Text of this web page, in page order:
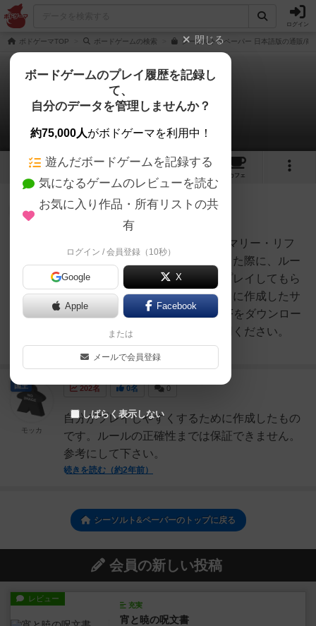
ログイン
ボドゲーマTOP ボードゲームの検索 シーソルト＆ペーパー 日本語版の通販/商
シーソルト&ペーパー
2件のルール/インスト
6 17
カフェ
239名
■シーソルト&amp;ペーパーのサマリー・リフ
ァレンスボードゲーム会を開催した際に、ルー
ルのインストをしたり、その後プレイしてもら
う際にスムーズに進行できるように作成したサ
マリーやリファレンスです。PDFをダウンロー
ドしてプリントアウトしてご使用ください。
続きを読む（2年弱前）
（Oguland）
202名 0名 0
自分がプレイしやすくするために作成したもの
です。ルールの正確性までは保証できません。
参考にして下さい。
続きを読む（約2年前）
国王
モッカ
シーソルト&ペーパーのトップに戻る
会員の新しい投稿
レビュー
充実
宵と暁の呪文書
閉じる
ボードゲームのプレイ履歴を記録し
て、
自分のデータを管理しませんか？
約75,000人がボドゲーマを利用中！
遊んだボードゲームを記録する
気になるゲームのレビューを読む
お気に入り作品・所有リストの共
有
ログイン / 会員登録（10秒）
Google X
Apple Facebook
または
メールで会員登録
しばらく表示しない